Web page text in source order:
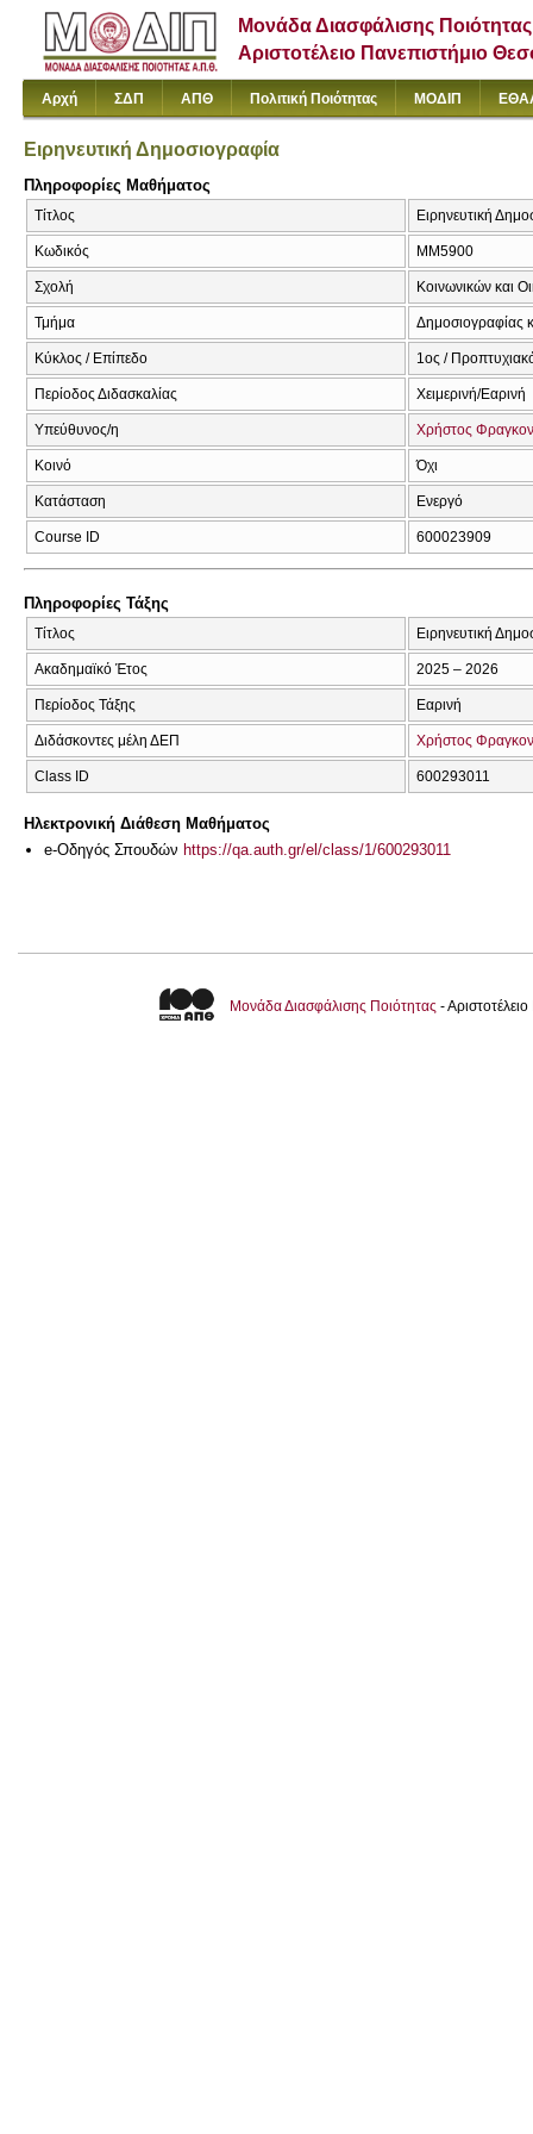
Μονάδα Διασφάλισης Ποιότητας
Αριστοτέλειο Πανεπιστήμιο
Αρχή ΣΔΠ ΑΠΘ Πολιτική Ποιότητας ΜΟΔΙΠ
Ειρηνευτική Δημοσιογραφία
Πληροφορίες Μαθήματος
Τίτλος Ειρηνευτική
Κωδικός ΜΜ5900
Σχολή Κοινωνικών και
Τμήμα Δημοσιογραφίας
Κύκλος / Επίπεδο 1ος /
Περίοδος Διδασκαλίας Χειμερινή/Εαρινή
Υπεύθυνος/η Χρήστος
Κοινό Όχι
Κατάσταση Ενεργό
Course ID 600023909
Πληροφορίες Τάξης
Τίτλος Ειρηνευτική
Ακαδημαϊκό Έτος 2025 – 2026
Περίοδος Τάξης Εαρινή
Διδάσκοντες μέλη ΔΕΠ Χρήστος
Class ID 600293011
Ηλεκτρονική Διάθεση Μαθήματος
e-Οδηγός Σπουδών https://qa.auth.gr/el/class/1/600293011
Μονάδα Διασφάλισης Ποιότητας -